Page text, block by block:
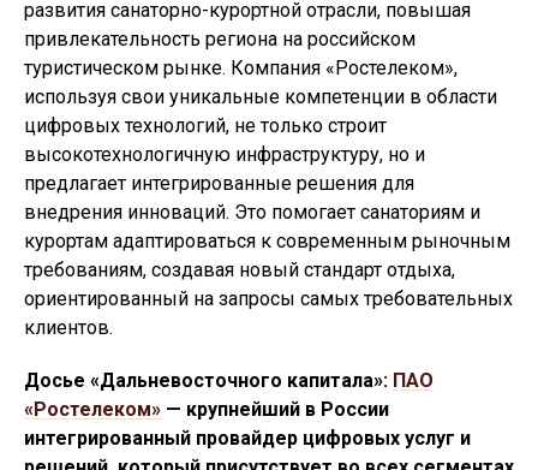
развития санаторно-курортной отрасли, повышая
привлекательность региона на российском
туристическом рынке. Компания «Ростелеком»,
используя свои уникальные компетенции в области
цифровых технологий, не только строит
высокотехнологичную инфраструктуру, но и
предлагает интегрированные решения для
внедрения инноваций. Это помогает санаториям и
курортам адаптироваться к современным рыночным
требованиям, создавая новый стандарт отдыха,
ориентированный на запросы самых требовательных
клиентов.
Досье «Дальневосточного капитала»: ПАО
«Ростелеком» — крупнейший в России
интегрированный провайдер цифровых услуг и